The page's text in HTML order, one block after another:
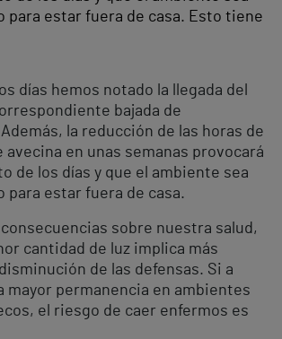
para estar fuera de casa. Esto tiene
días hemos notado la llegada del
bajada de
la reducción de las horas de
avecina en unas semanas provocará
de los días y que el ambiente sea
para estar fuera de casa.
sobre nuestra salud,
cantidad de luz implica más
de las defensas. Si a
mayor permanencia en ambientes
el riesgo de caer enfermos es